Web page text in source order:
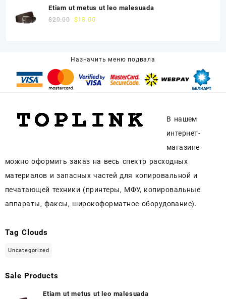
Etiam ut metus ut leo malesuada
$20.00 $18.00
Назначить меню подвала
В нашем
интернет-
магазине
можно оформить заказ на весь спектр расходных
материалов и запасных частей для копировальной и
печатающей техники (принтеры, МФУ, копировальные
аппараты, факсы, широкоформатное оборудование).
Tag Clouds
Uncategorized
Sale Products
Etiam ut metus ut leo malesuada